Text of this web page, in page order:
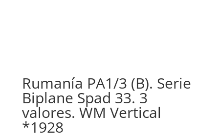
Rumanía PA1/3 (B). Serie
Biplane Spad 33. 3
valores. WM Vertical
*1928